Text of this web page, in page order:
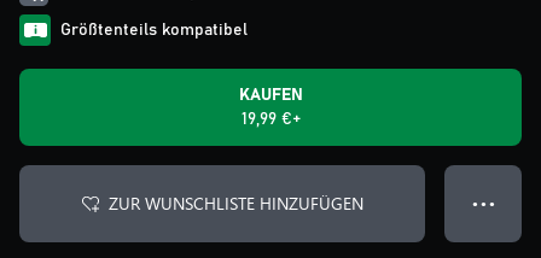
Größtenteils kompatibel
KAUFEN
19,99 €+
ZUR WUNSCHLISTE HINZUFÜGEN ● ● ●